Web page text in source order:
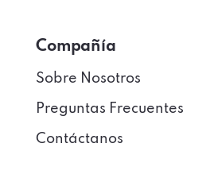
Compañía
Sobre Nosotros
Preguntas Frecuentes
Contáctanos